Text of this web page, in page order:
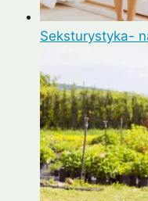
Seksturystyka-